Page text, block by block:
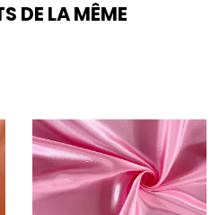
DE LA MÊME